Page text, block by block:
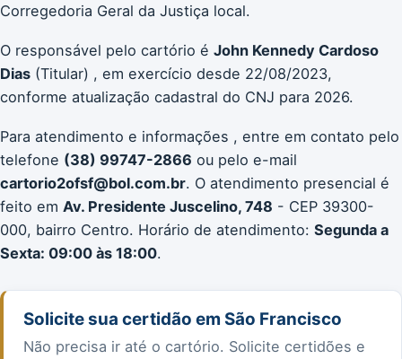
Corregedoria Geral da Justiça local.
O responsável pelo cartório é John Kennedy Cardoso
Dias (Titular) , em exercício desde 22/08/2023,
conforme atualização cadastral do CNJ para 2026.
Para atendimento e informações , entre em contato pelo
telefone (38) 99747-2866 ou pelo e-mail
cartorio2ofsf@bol.com.br. O atendimento presencial é
feito em Av. Presidente Juscelino, 748 - CEP 39300-
000, bairro Centro. Horário de atendimento: Segunda a
Sexta: 09:00 às 18:00.
Solicite sua certidão em São Francisco
Não precisa ir até o cartório. Solicite certidões e